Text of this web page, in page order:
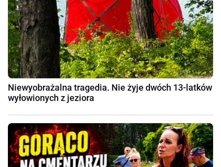
Niewyobrażalna tragedia. Nie żyje dwóch 13-latków
wyłowionych z jeziora